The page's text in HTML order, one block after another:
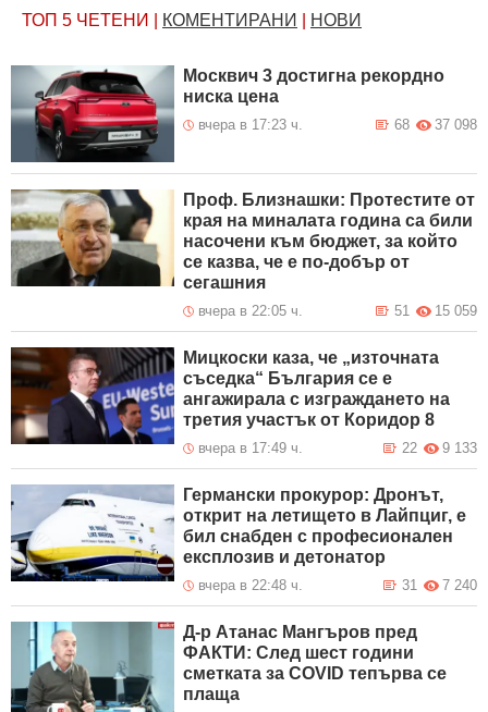
ТОП 5 ЧЕТЕНИ КОМЕНТИРАНИ НОВИ
Москвич 3 достигна рекордно
ниска цена
вчера в 17:23 ч. 37 098
68
Проф. Близнашки: Протестите от
края на миналата година са били
насочени към бюджет, за който
се казва, че е по-добър от
сегашния
вчера в 22:05 ч. 15 059
51
Мицкоски каза, че „източната
съседка“ България се е
ангажирала с изграждането на
третия участък от Коридор 8
вчера в 17:49 ч. 9 133
22
Германски прокурор: Дронът,
открит на летището в Лайпциг, е
бил снабден с професионален
експлозив и детонатор
вчера в 22:48 ч. 7 240
31
Д-р Атанас Мангъров пред
ФАКТИ: След шест години
сметката за COVID тепърва се
плаща